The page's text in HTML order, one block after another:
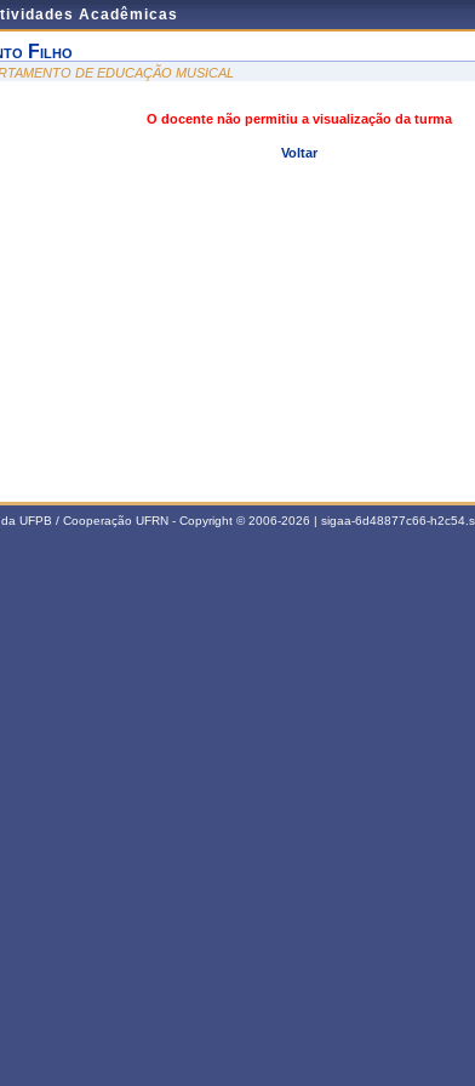
Acadêmicas
Filho
DE EDUCAÇÃO MUSICAL
O docente não permitiu a visualização da turma
Voltar
UFPB / Cooperação UFRN - Copyright © 2006-2026 | sigaa-6d48877c66-